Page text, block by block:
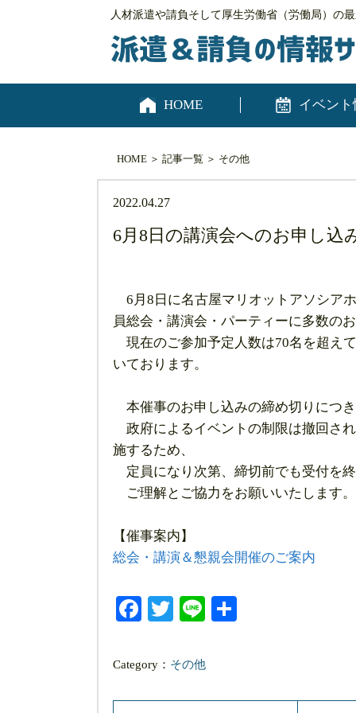
人材派遣や請負そして厚生労働省（労働局）の
HOME イベント
HOME ＞ 記事一覧 ＞ その他
2022.04.27
6月8日の講演会へのお申し込
6月8日に名古屋マリオットアソシア
員総会・講演会・パーティーに多数の
現在のご参加予定人数は70名を超え
いております。
本催事のお申し込みの締め切りにつ
政府によるイベントの制限は撤回さ
施するため、
定員になり次第、締切前でも受付を
ご理解とご協力をお願いいたします。
【催事案内】
総会・講演＆懇親会開催のご案内
Facebook
Twitter
Line
Category： その他